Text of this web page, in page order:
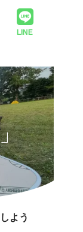
LINE
よう